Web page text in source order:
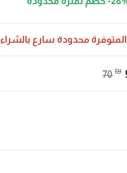
المتوفرة محدودة سارع بالشراء
70 ₪